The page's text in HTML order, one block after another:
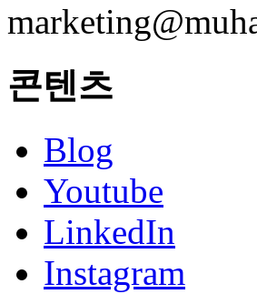
콘텐츠
Blog
Youtube
LinkedIn
Instagram